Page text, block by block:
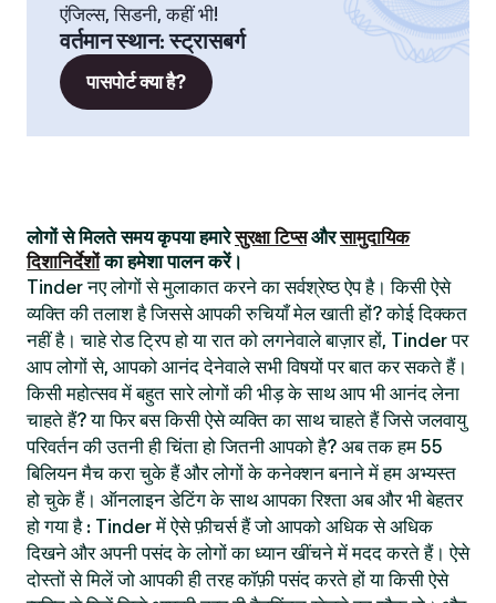
एंजिल्स, सिडनी, कहीं भी!
वर्तमान स्थान:स्ट्रासबर्ग
पासपोर्ट क्या है?
लोगों से मिलते समय कृपया हमारेसुरक्षा टिप्सऔरसामुदायिक
दिशानिर्देशोंका हमेशा पालन करें।
Tinder नए लोगों से मुलाकात करने का सर्वश्रेष्ठ ऐप है। किसी ऐसे
व्यक्ति की तलाश है जिससे आपकी रुचियाँ मेल खाती हों? कोई दिक्कत
नहीं है। चाहे रोड ट्रिप हो या रात को लगनेवाले बाज़ार हों, Tinder पर
आप लोगों से, आपको आनंद देनेवाले सभी विषयों पर बात कर सकते हैं।
किसी महोत्सव में बहुत सारे लोगों की भीड़ के साथ आप भी आनंद लेना
चाहते हैं? या फिर बस किसी ऐसे व्यक्ति का साथ चाहते हैं जिसे जलवायु
परिवर्तन की उतनी ही चिंता हो जितनी आपको है? अब तक हम 55
बिलियन मैच करा चुके हैं और लोगों के कनेक्शन बनाने में हम अभ्यस्त
हो चुके हैं। ऑनलाइन डेटिंग के साथ आपका रिश्ता अब और भी बेहतर
हो गया है : Tinder में ऐसे फ़ीचर्स हैं जो आपको अधिक से अधिक
दिखने और अपनी पसंद के लोगों का ध्यान खींचने में मदद करते हैं। ऐसे
दोस्तों से मिलें जो आपकी ही तरह कॉफ़ी पसंद करते हों या किसी ऐसे